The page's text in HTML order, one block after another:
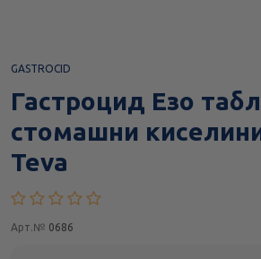
GASTROCID
Гастроцид Езо
стомашни
Teva
Арт.№ 0686